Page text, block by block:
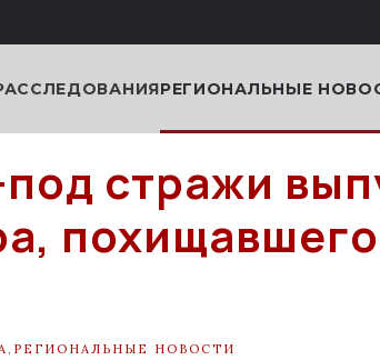
РЕГИОНАЛЬНЫЕ
стражи
похищавшего
РЕГИОНАЛЬНЫЕ НОВОСТИ